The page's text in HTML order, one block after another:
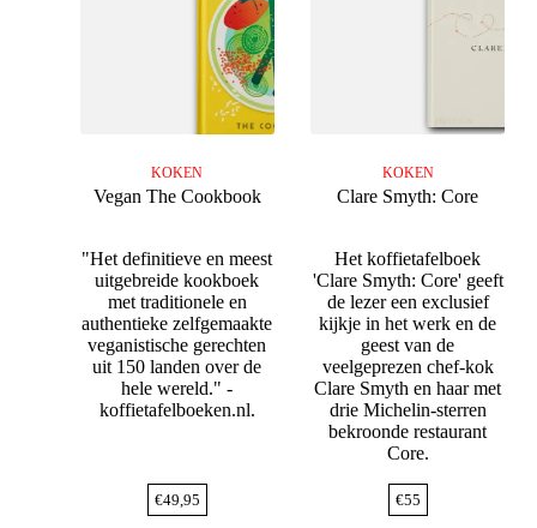
KOKEN
Vegan The Cookbook
"Het definitieve en meest
uitgebreide kookboek
met traditionele en
authentieke zelfgemaakte
veganistische gerechten
uit 150 landen over de
hele wereld." -
koffietafelboeken.nl.
€49,95
KOKEN
Clare Smyth: Core
Het koffietafelboek
'Clare Smyth: Core' geeft
de lezer een exclusief
kijkje in het werk en de
geest van de
veelgeprezen chef-kok
Clare Smyth en haar met
drie Michelin-sterren
bekroonde restaurant
Core.
€55